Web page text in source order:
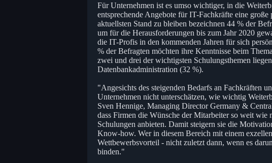
Für Unternehmen ist es umso wichtiger, in die
entsprechende Angebote für IT-Fachkräfte eine
aktuellsten Stand zu bleiben bezeichnen 44 % der
um für die Herausforderungen bis zum Jahr 2020
die IT-Profis in den kommenden Jahren für sich
% der Befragten möchten ihre Kenntnisse beim
zwei und drei der wichtigsten Schulungsthemen
Datenbankadministration (32 %).
"Angesichts des steigenden Bedarfs an Fachkräften
Unternehmen nicht unterschätzen, wie wichtig
Sven Hennige, Managing Director Germany &
dass Firmen die Wünsche der Mitarbeiter so weit wie
Schulungen anbieten. Damit steigern sie die
Know-how. Wer in diesem Bereich mit einem
Wettbewerbsvorteil - nicht zuletzt dann, wenn es
binden."